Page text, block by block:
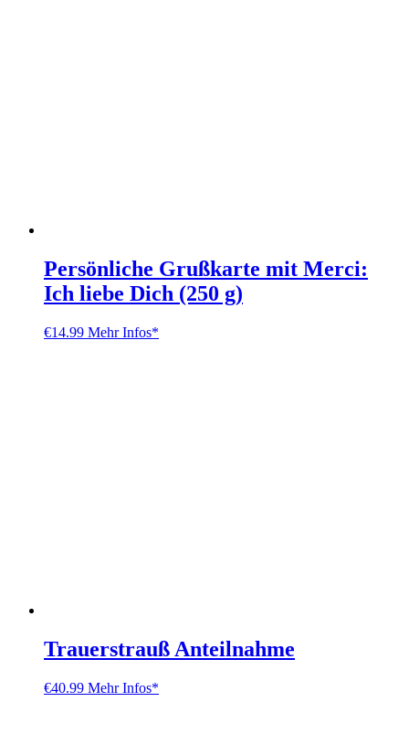
Persönliche Grußkarte mit Merci:
Ich liebe Dich (250 g)
€14.99 Mehr Infos*
Trauerstrauß Anteilnahme
€40.99 Mehr Infos*